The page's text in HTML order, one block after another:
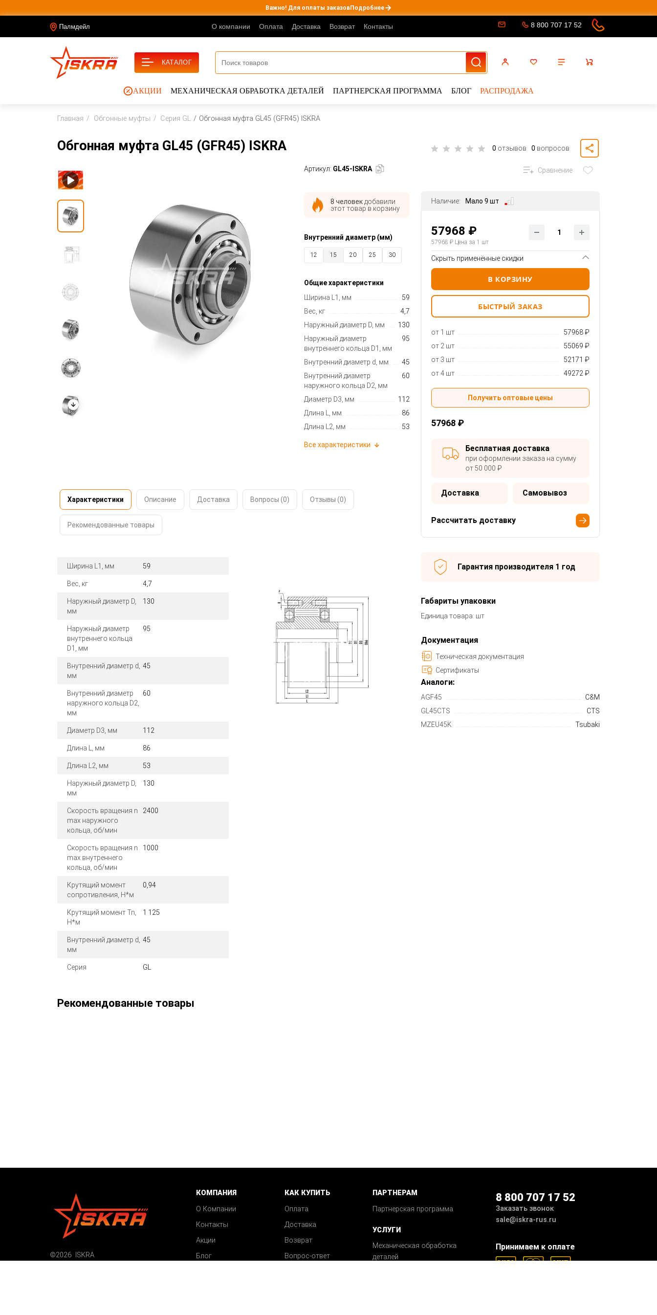
Важно! Для оплаты заказовПодробнее
Палмдейл О компании Оплата Доставка Возврат Контакты 8 800 707 17 52
АКЦИИ МЕХАНИЧЕСКАЯ ОБРАБОТКА ДЕТАЛЕЙ ПАРТНЕРСКАЯ ПРОГРАММА БЛОГ РАСПРОДАЖА
КАТАЛОГ
Главная Обгонные муфты Серия GL Обгонная муфта GL45 (GFR45) ISKRA
Обгонная муфта GL45 (GFR45) ISKRA 0 отзывов 0 вопросов
Артикул: GL45-ISKRA
8 человек добавили
этот товар в корзину
Внутренний диаметр (мм)
12 15 20 25 30
60 70 80 90
120
Общие характеристики
Ширина L1, мм
59
Вес, кг
4,7
Наружный диаметр D, мм
130
Наружный диаметр
внутреннего кольца D1, мм
95
Внутренний диаметр d, мм
45
Внутренний диаметр
наружного кольца D2, мм
60
Диаметр D3, мм
112
Длина L, мм
86
Длина L2, мм
53
Все характеристики
Характеристики Описание Доставка Вопросы (0) Отзывы (0)
Рекомендованные товары
Ширина L1, мм 59
Вес, кг 4,7
Наружный диаметр D,
мм
130
Наружный диаметр
внутреннего кольца
D1, мм
95
Внутренний диаметр d,
мм
45
Внутренний диаметр
наружного кольца D2,
мм
60
Диаметр D3, мм 112
Длина L, мм 86
Длина L2, мм 53
Наружный диаметр D,
мм
130
Скорость вращения n
max наружного
кольца, об/мин
2400
Скорость вращения n
max внутреннего
кольца, об/мин
1000
Крутящий момент
сопротивления, Н*м
0,94
Крутящий момент Tn,
Н*м
1 125
Внутренний диаметр d,
мм
45
Серия GL
Сравнение
Наличие: Мало 9 шт
57968 ₽
57968 ₽Цена за 1 шт
Скрыть применённые скидки
В КОРЗИНУ
БЫСТРЫЙ ЗАКАЗ
от 1 шт
57968 ₽
от 2 шт
55069 ₽
от 3 шт
52171 ₽
от 4 шт
49272 ₽
Получить оптовые цены
57968 ₽
Бесплатная доставка
при оформлении заказа на сумму
от 50 000 ₽
Доставка Самовывоз
Рассчитать доставку
Гарантия производителя 1 год
Габариты упаковки
Единица товара: шт
Документация
Техническая документация
Сертификаты
Аналоги:
AGF45
C&M
GL45CTS
CTS
MZEU45K
Tsubaki
Рекомендованные товары
©2026 ISKRA
КОМПАНИЯ
О Компании
Контакты
Акции
Блог
КАК КУПИТЬ
Оплата
Доставка
Возврат
Вопрос-ответ
ПАРТНЕРАМ
Партнерская программа
УСЛУГИ
Механическая обработка
деталей
8 800 707 17 52
Заказать звонок
sale@iskra-rus.ru
Принимаем к оплате